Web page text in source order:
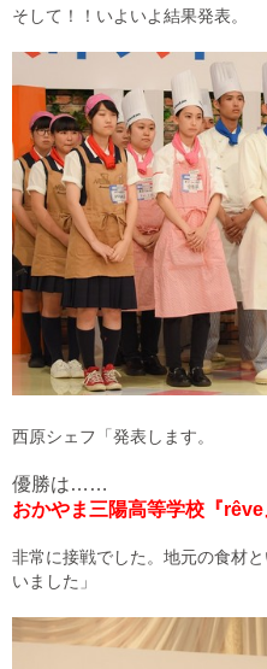
そして！！いよいよ結果発表。
西原シェフ「発表します。
優勝は……
おかやま三陽高等学校『rêve
非常に接戦でした。地元の食材
いました」